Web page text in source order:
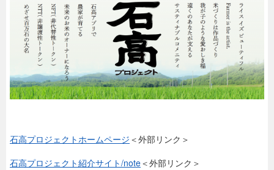
石高プロジェクトホームページ ＜外部リンク＞
石高プロジェクト紹介サイト/note＜外部リンク＞